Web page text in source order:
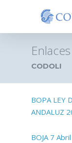
CODOLI
BOPA LEY
ANDALUZ
BOJA 7